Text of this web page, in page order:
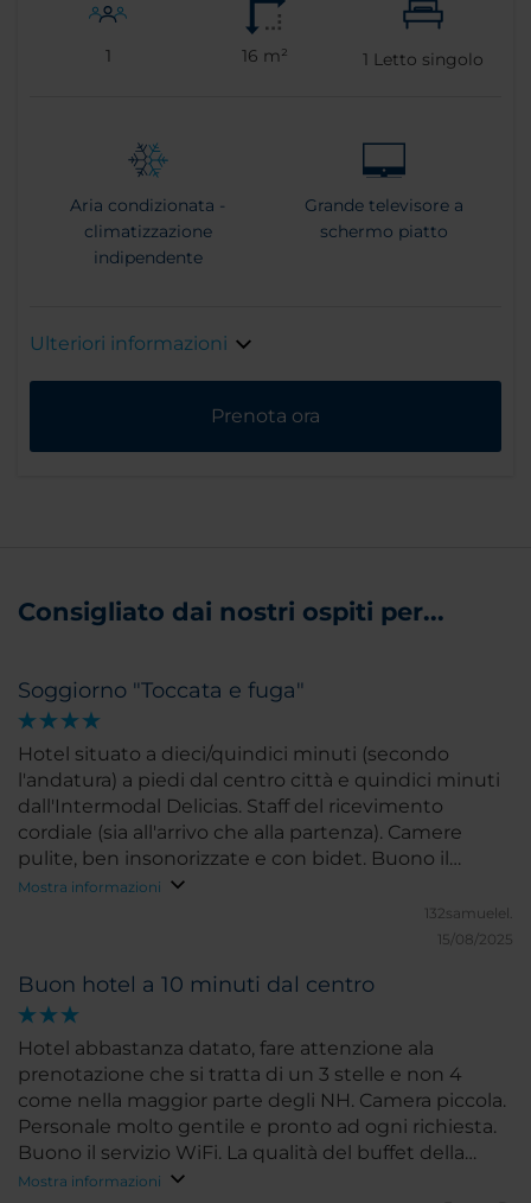
1 16 m² 1 Letto singolo
Aria condizionata -
climatizzazione
indipendente
Grande televisore a
schermo piatto
Ulteriori informazioni
Prenota ora
Consigliato dai nostri ospiti per...
Soggiorno "Toccata e fuga"
Hotel situato a dieci/quindici minuti (secondo
l'andatura) a piedi dal centro città e quindici minuti
dall'Intermodal Delicias. Staff del ricevimento
cordiale (sia all'arrivo che alla partenza). Camere
pulite, ben insonorizzate e con bidet. Buono il
segnale del wi-fi. Non ho usufruito del servizio
Mostra informazioni
132samuelel.
15/08/2025
Buon hotel a 10 minuti dal centro
Hotel abbastanza datato, fare attenzione ala
prenotazione che si tratta di un 3 stelle e non 4
come nella maggior parte degli NH. Camera piccola.
Personale molto gentile e pronto ad ogni richiesta.
Buono il servizio WiFi. La qualità del buffet della
colazione lascia a desiderare: d'accordo che è un 3
Mostra informazioni